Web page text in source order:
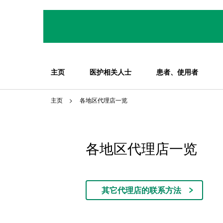
主页 医护相关人士 患者、使用者
主页 各地区代理店一览
各地区代理店一览
其它代理店的联系方法